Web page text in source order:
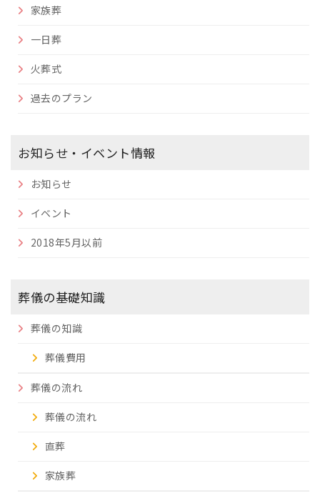
家族葬
一日葬
火葬式
過去のプラン
お知らせ・イベント情報
お知らせ
イベント
2018年5月以前
葬儀の基礎知識
葬儀の知識
葬儀費用
葬儀の流れ
葬儀の流れ
直葬
家族葬